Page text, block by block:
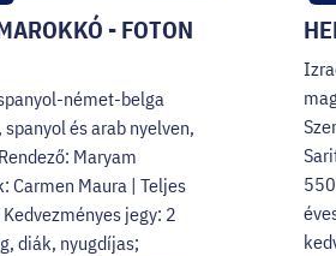
- FOTON
német-belga
és arab nyelven,
Maryam
Carmen Maura | Teljes
jegy: 2
diák, nyugdíjas;